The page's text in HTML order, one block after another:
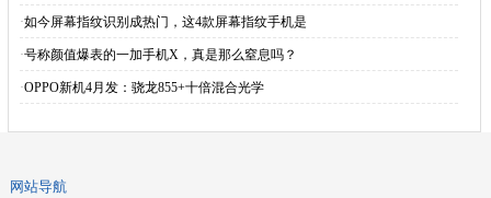
·如今屏幕指纹识别成热门，这4款屏幕指纹手机是
·号称颜值爆表的一加手机X，真是那么窒息吗？
·OPPO新机4月发：骁龙855+十倍混合光学
网站导航